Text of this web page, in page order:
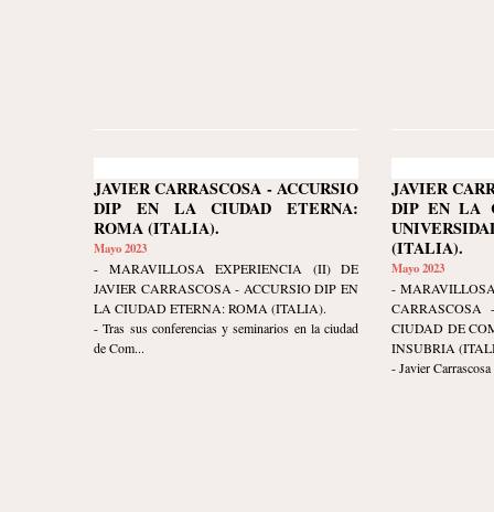
JAVIER CARRASCOSA - ACCURSIO
DIP EN LA CIUDAD ETERNA:
ROMA (ITALIA).
Mayo 2023
- MARAVILLOSA EXPERIENCIA (II) DE
JAVIER CARRASCOSA - ACCURSIO DIP EN
LA CIUDAD ETERNA: ROMA (ITALIA).
- Tras sus conferencias y seminarios en la ciudad
de Com...
JAVIER
DIP EN LA
(ITALIA).
Mayo 2023
-
CIUDAD DE
INSUBRIA
- Javier